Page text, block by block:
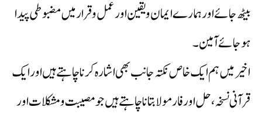
بیٹھ جائے اور ہمارے ایمان و یقین اور عمل و قرار میں مضبوطی پیدا
ہوجائے آمین۔
اخیر میں ہم ایک خاص نکتہ جانب بھی اشارہ کرنا چاہتے ہیں اور ایک
قرآنی نسخہ ،حل اور فارمولا بتانا چاہتے ہیں جو مصیبت و مشکلات اور